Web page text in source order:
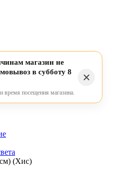
магазин не
в субботу 8
время посещения магазина.
(Хис)